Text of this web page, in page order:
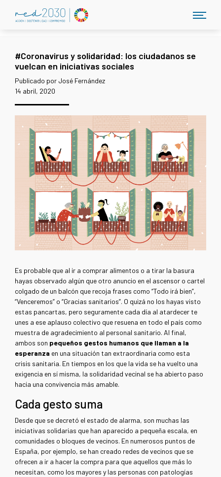
#Coronavirus y solidaridad: los ciudadanos se
vuelcan en iniciativas sociales
Publicado por José Fernández
14 abril, 2020
Es probable que al ir a comprar alimentos o a tirar la basura
hayas observado algún que otro anuncio en el ascensor o cartel
colgado de un balcón que recoja frases como “Todo irá bien”,
“Venceremos” o “Gracias sanitarios”. O quizá no los hayas visto
estas pancartas, pero seguramente cada día al atardecer te
unes a ese aplauso colectivo que resuena en todo el país como
muestra de agradecimiento al personal sanitario. Al final,
ambos son pequeños gestos humanos que llaman a la
esperanza en una situación tan extraordinaria como esta
crisis sanitaria. En tiempos en los que la vida se ha vuelto una
exigencia en sí misma, la solidaridad vecinal se ha abierto paso
hacia una convivencia más amable.
Cada gesto suma
Desde que se decretó el estado de alarma, son muchas las
iniciativas solidarias que han aparecido a pequeña escala, en
comunidades o bloques de vecinos. En numerosos puntos de
España, por ejemplo, se han creado redes de vecinos que se
ofrecen a ir a hacer la compra para que aquellos que más lo
necesitan, como los mayores y las personas con patologías